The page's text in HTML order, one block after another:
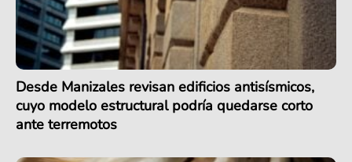
Desde Manizales revisan edificios antisísmicos,
cuyo modelo estructural podría quedarse corto
ante terremotos